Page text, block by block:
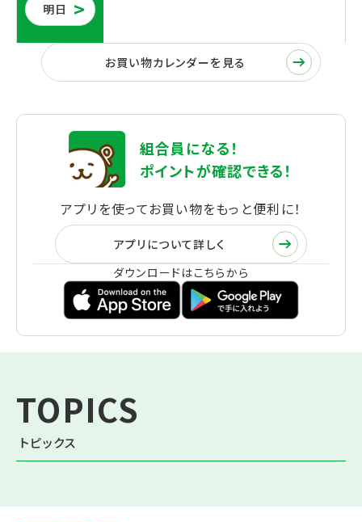
お買い物カレンダーを見る
明日
組合員になる！
ポイントが確認できる！
アプリを使ってお買い物をもっと便利に！
アプリについて詳しく
ダウンロードはこちらから
トピックス